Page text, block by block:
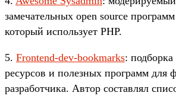
замечательных open source
который использует PHP.
5. Frontend-dev-bookmarks:
ресурсов и полезных программ для
разработчика. Автор составлял